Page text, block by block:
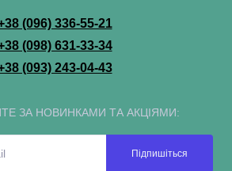
(096) 336-55-21
(098) 631-33-34
(093) 243-04-43
ЗА НОВИНКАМИ ТА АКЦІЯМИ:
Підпишіться